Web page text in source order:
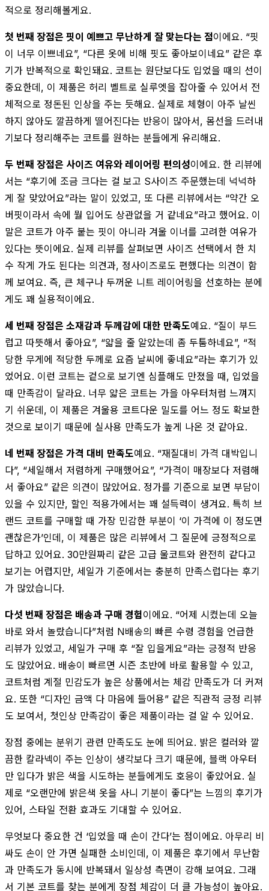
적으로 정리해볼게요.
첫 번째 장점은 핏이 예쁘고 무난하게 잘 맞는다는 점이에요. “핏
이 너무 이쁘네요”, “다른 옷에 비해 핏도 좋아보이네요” 같은 후
기가 반복적으로 확인돼요. 코트는 원단보다도 입었을 때의 선이
중요한데, 이 제품은 허리 벨트로 실루엣을 잡아줄 수 있어서 전
체적으로 정돈된 인상을 주는 듯해요. 실제로 체형이 아주 날씬
하지 않아도 깔끔하게 떨어진다는 반응이 많아서, 몸선을 드러내
기보다 정리해주는 코트를 원하는 분들에게 유리해요.
두 번째 장점은 사이즈 여유와 레이어링 편의성이에요. 한 리뷰에
서는 “후기에 조금 크다는 걸 보고 S사이즈 주문했는데 넉넉하
게 잘 맞았어요”라는 말이 있었고, 또 다른 리뷰에서는 “약간 오
버핏이라서 속에 뭘 입어도 상관없을 거 같네요”라고 했어요. 이
말은 코트가 아주 붙는 핏이 아니라 겨울 이너를 고려한 여유가
있다는 뜻이에요. 실제 리뷰를 살펴보면 사이즈 선택에서 한 치
수 작게 가도 된다는 의견과, 정사이즈로도 편했다는 의견이 함
께 보여요. 즉, 큰 체구나 두꺼운 니트 레이어링을 선호하는 분에
게도 꽤 실용적이에요.
세 번째 장점은 소재감과 두께감에 대한 만족도예요. “질이 부드
럽고 따뜻해서 좋아요”, “얇을 줄 알았는데 좀 두툼하네요”, “적
당한 무게에 적당한 두께로 요즘 날씨에 좋네요”라는 후기가 있
었어요. 이런 코트는 겉으로 보기엔 심플해도 만졌을 때, 입었을
때 만족감이 달라요. 너무 얇은 코트는 가을 아우터처럼 느껴지
기 쉬운데, 이 제품은 겨울용 코트다운 밀도를 어느 정도 확보한
것으로 보이기 때문에 실사용 만족도가 높게 나온 것 같아요.
네 번째 장점은 가격 대비 만족도예요. “재질대비 가격 대박입니
다”, “세일해서 저렴하게 구매했어요”, “가격이 매장보다 저렴해
서 좋아요” 같은 의견이 많았어요. 정가를 기준으로 보면 부담이
있을 수 있지만, 할인 적용가에서는 꽤 설득력이 생겨요. 특히 브
랜드 코트를 구매할 때 가장 민감한 부분이 ‘이 가격에 이 정도면
괜찮은가’인데, 이 제품은 많은 리뷰에서 그 질문에 긍정적으로
답하고 있어요. 30만원짜리 같은 고급 울코트와 완전히 같다고
보기는 어렵지만, 세일가 기준에서는 충분히 만족스럽다는 후기
가 많았습니다.
다섯 번째 장점은 배송과 구매 경험이에요. “어제 시켰는데 오늘
바로 와서 놀랐습니다”처럼 N배송의 빠른 수령 경험을 언급한
리뷰가 있었고, 세일가 구매 후 “잘 입을게요”라는 긍정적 반응
도 많았어요. 배송이 빠르면 시즌 초반에 바로 활용할 수 있고,
코트처럼 계절 민감도가 높은 상품에서는 체감 만족도가 더 커져
요. 또한 “디자인 금액 다 마음에 들어용” 같은 직관적 긍정 리뷰
도 보여서, 첫인상 만족감이 좋은 제품이라는 걸 알 수 있어요.
장점 중에는 분위기 관련 만족도도 눈에 띄어요. 밝은 컬러와 깔
끔한 칼라넥이 주는 인상이 생각보다 크기 때문에, 블랙 아우터
만 입다가 밝은 색을 시도하는 분들에게도 호응이 좋았어요. 실
제로 “오랜만에 밝은색 옷을 사니 기분이 좋다”는 느낌의 후기가
있어, 스타일 전환 효과도 기대할 수 있어요.
무엇보다 중요한 건 ‘입었을 때 손이 간다’는 점이에요. 아무리 비
싸도 손이 안 가면 실패한 소비인데, 이 제품은 후기에서 무난함
과 만족도가 동시에 반복돼서 일상성 측면이 강해 보여요. 그래
서 기본 코트를 찾는 분에게 장점 체감이 더 클 가능성이 높아요.